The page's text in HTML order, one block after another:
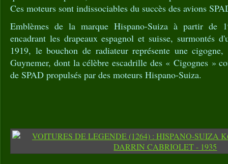
Ces moteurs sont indissociables du succès des avions
Emblèmes de la marque Hispano-Suiza à partir de
encadrant les drapeaux espagnol et suisse, surmontés
1919, le bouchon de radiateur représente une
Guynemer, dont la célèbre escadrille des « Cigognes »
de SPAD propulsés par des moteurs Hispano-Suiza.